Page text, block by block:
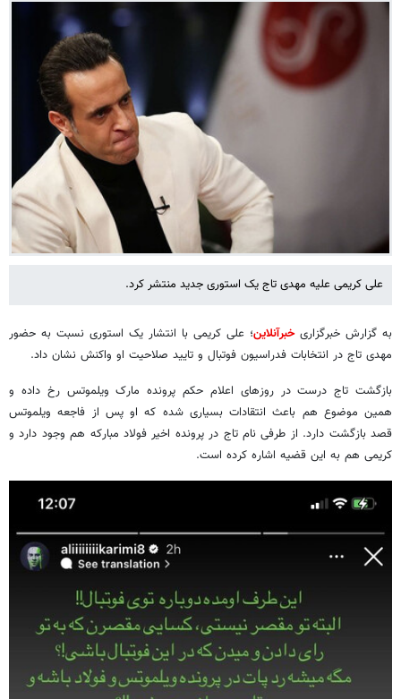
علی کریمی علیه مهدی تاج یک استوری جدید منتشر کرد.
به گزارش خبرگزاریخبرآنلاین؛ علی کریمی با انتشار یک استوری نسبت به حضور
مهدی تاج در انتخابات فدراسیون فوتبال و تایید صلاحیت او واکنش نشان داد.
بازگشت تاج درست در روزهای اعلام حکم پرونده مارک ویلموتس رخ داده و
همین موضوع هم باعث انتقادات بسیاری شده که او پس از فاجعه ویلموتس
قصد بازگشت دارد. از طرفی نام تاج در پرونده اخیر فولاد مبارکه هم وجود دارد و
کریمی هم به این قضیه اشاره کرده است.